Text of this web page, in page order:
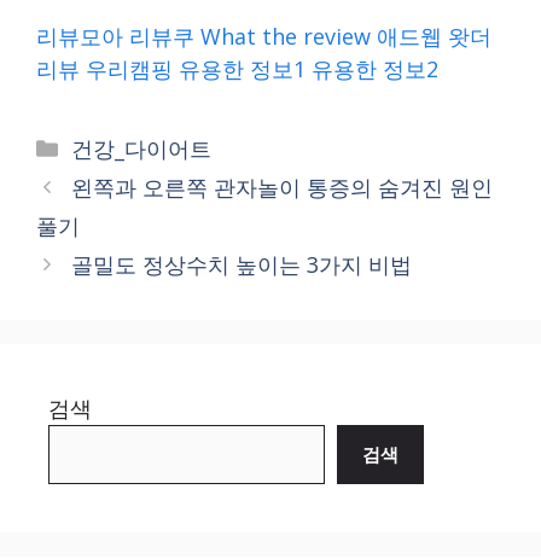
리뷰모아 리뷰쿠 What the review 애드웹 왓더
리뷰 우리캠핑 유용한 정보1 유용한 정보2
Categories
건강_다이어트
왼쪽과 오른쪽 관자놀이 통증의 숨겨진 원인
풀기
골밀도 정상수치 높이는 3가지 비법
검색
검색